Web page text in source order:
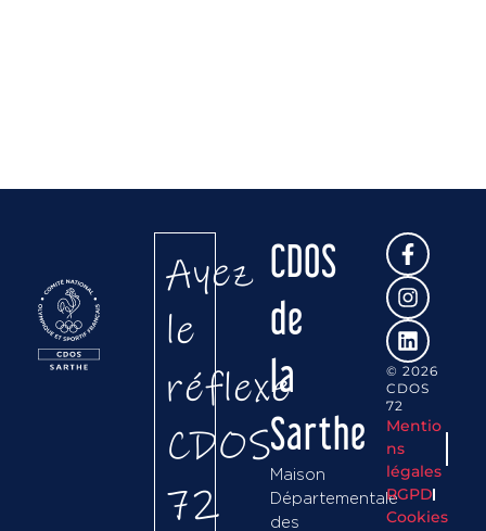
Ayez
le
réflexe
CDOS
72
CDOS
de
la
Sarthe
Maison
Départementale
des
© 2026
CDOS
72
Mentio
ns
légales
RGPD
Cookies